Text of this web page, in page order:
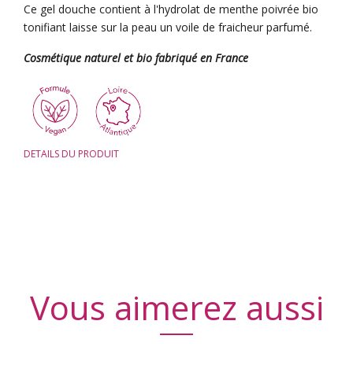
Ce gel douche contient à l'hydrolat de menthe poivrée bio
tonifiant laisse sur la peau un voile de fraicheur parfumé.
Cosmétique naturel et bio fabriqué en France
DETAILS DU PRODUIT
Vous aimerez aussi